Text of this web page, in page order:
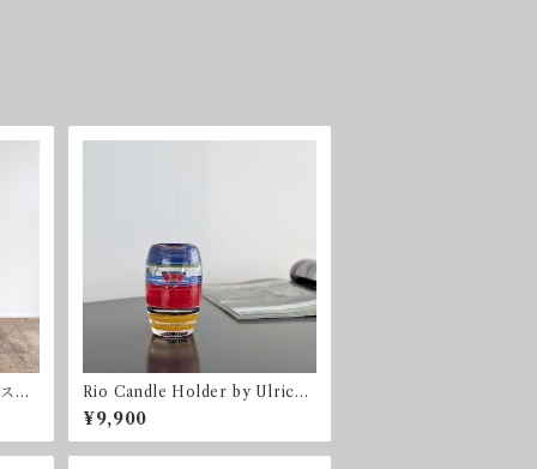
ク
Rio Candle Holder by Ulrica
Hydman Vallien for Kosta Bo
da 2003 コスタ・ボダ
¥9,900